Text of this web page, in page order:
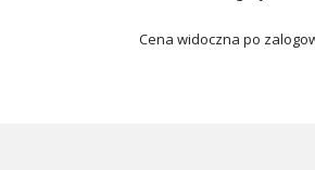
Cena widoczna po